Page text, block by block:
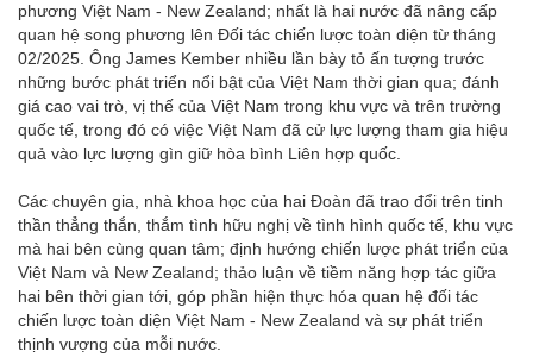
phương Việt Nam - New Zealand; nhất là hai nước đã nâng cấp
quan hệ song phương lên Đối tác chiến lược toàn diện từ tháng
02/2025. Ông James Kember nhiều lần bày tỏ ấn tượng trước
những bước phát triển nổi bật của Việt Nam thời gian qua; đánh
giá cao vai trò, vị thế của Việt Nam trong khu vực và trên trường
quốc tế, trong đó có việc Việt Nam đã cử lực lượng tham gia hiệu
quả vào lực lượng gìn giữ hòa bình Liên hợp quốc.
Các chuyên gia, nhà khoa học của hai Đoàn đã trao đổi trên tinh
thần thẳng thắn, thắm tình hữu nghị về tình hình quốc tế, khu vực
mà hai bên cùng quan tâm; định hướng chiến lược phát triển của
Việt Nam và New Zealand; thảo luận về tiềm năng hợp tác giữa
hai bên thời gian tới, góp phần hiện thực hóa quan hệ đối tác
chiến lược toàn diện Việt Nam - New Zealand và sự phát triển
thịnh vượng của mỗi nước.